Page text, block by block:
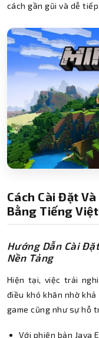
cách gần gũi và dễ
Cách Cài Đặt
Bằng Tiếng Việt
Hướng Dẫn Cài
Nền Tảng
Hiện tại, việc trải
điều khó khăn nhờ
game cũng như sự hỗ
Với phiên bản Java